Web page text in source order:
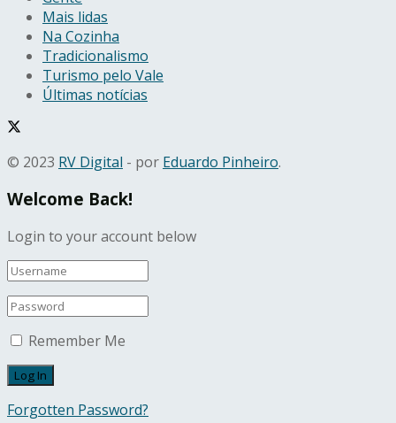
Mais lidas
Na Cozinha
Tradicionalismo
Turismo pelo Vale
Últimas notícias
© 2023 RV Digital - por Eduardo Pinheiro.
Welcome Back!
Login to your account below
Remember Me
Forgotten Password?